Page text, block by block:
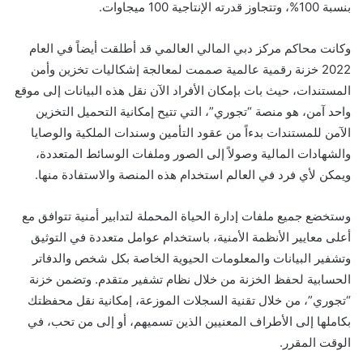
بنسبة 100%، وتتجاوز قدرته الإنتاجية 100 ميجاوات.
وكانت محاكم مركز دبي المالي العالمي قد أطلقت أيضاً في العام
2022 خزنة رقمية عالمية صممت لمعالجة إشكاليات تخزين وأمن
المستندات، حيث بات بإمكان الأفراد الآن نقل هذه البيانات إلى موقع
واحد آمن، هو منصة “تجوري”، التي تتيح إمكانية التحميل التخزين
الآمن للمستندات بدءاً من عقود التأمين وسندات الملكية والوصايا
والشهادات المالية وصولاً إلى الصور وملفات الوسائط المتعددة،
ويمكن لأي فرد في العالم استخدام هذه المنصة والاستفادة منها.
وستخضع جميع ملفات إدارة الحياة المحملة لتدابير أمنية تتوافق مع
أعلى معايير الأنظمة الأمنية، باستخدام عوامل متعددة في التوثيق
وتشفير البيانات والمعلومات الحيوية الخاصة بكل شخص والدفاتر
الحسابية لحفظ الخزنة من خلال نظام تشفير متقدم. وتضمن خزنة
“تجوري”، من خلال تقنية السجلات الموزعة، إمكانية نقل محفظتك
بكاملها إلى الأطراف المعنيين الذين تسميهم، أو إلى من تحب، في
الوقت المقرر.